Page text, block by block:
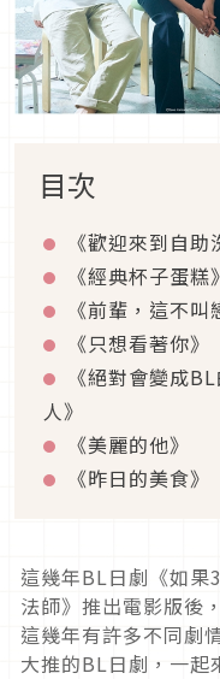
目次
《歡迎來到自助
《經典杯子蛋糕》
《前輩，這不叫
《只想看著你》
《絕對會變成
人》
《美麗的他》
《昨日的美食》
這幾年BL日劇《如果
法師》推出電影版後
這幾年有許多不同劇
大推的BL日劇，一起